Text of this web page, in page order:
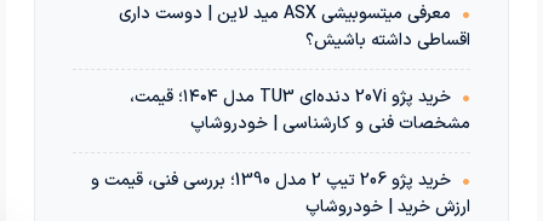
•
معرفی میتسوبیشی ASX مید لاین | دوست داری
اقساطی داشته باشیش؟
•
خرید پژو 207i دنده‌ای TU3 مدل ۱۴۰۴؛ قیمت،
مشخصات فنی و کارشناسی | خودروشاپ
•
خرید پژو 206 تیپ 2 مدل 1390؛ بررسی فنی، قیمت و
ارزش خرید | خودروشاپ